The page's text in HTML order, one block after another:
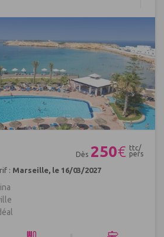
Dès 250€ ttc/
pers
: Marseille, le 16/03/2027